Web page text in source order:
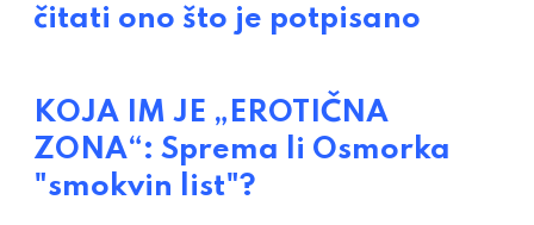
čitati ono što je potpisano
KOJA IM JE „EROTIČNA
ZONA“: Sprema li Osmorka
"smokvin list"?